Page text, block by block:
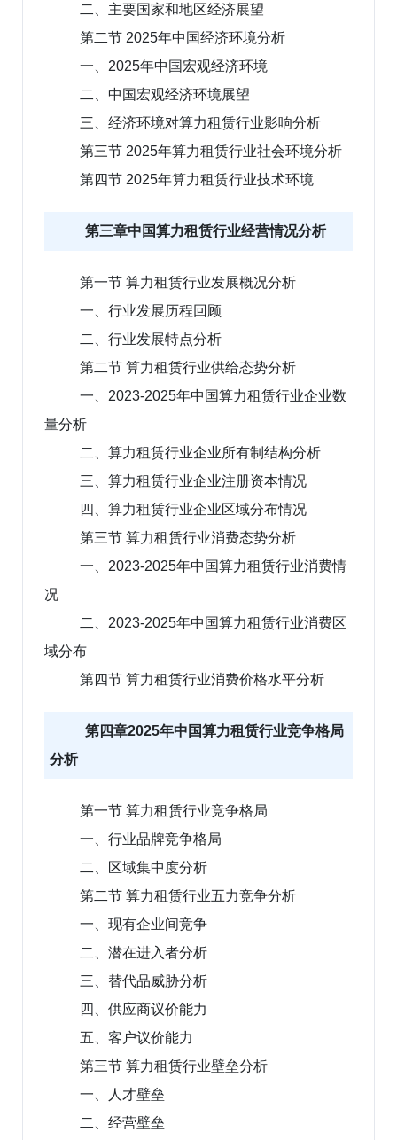
二、主要国家和地区经济展望
第二节 2025年中国经济环境分析
一、2025年中国宏观经济环境
二、中国宏观经济环境展望
三、经济环境对算力租赁行业影响分析
第三节 2025年算力租赁行业社会环境分析
第四节 2025年算力租赁行业技术环境
第三章中国算力租赁行业经营情况分析
第一节 算力租赁行业发展概况分析
一、行业发展历程回顾
二、行业发展特点分析
第二节 算力租赁行业供给态势分析
一、2023-2025年中国算力租赁行业企业数
量分析
二、算力租赁行业企业所有制结构分析
三、算力租赁行业企业注册资本情况
四、算力租赁行业企业区域分布情况
第三节 算力租赁行业消费态势分析
一、2023-2025年中国算力租赁行业消费情
况
二、2023-2025年中国算力租赁行业消费区
域分布
第四节 算力租赁行业消费价格水平分析
第四章2025年中国算力租赁行业竞争格局
分析
第一节 算力租赁行业竞争格局
一、行业品牌竞争格局
二、区域集中度分析
第二节 算力租赁行业五力竞争分析
一、现有企业间竞争
二、潜在进入者分析
三、替代品威胁分析
四、供应商议价能力
五、客户议价能力
第三节 算力租赁行业壁垒分析
一、人才壁垒
二、经营壁垒